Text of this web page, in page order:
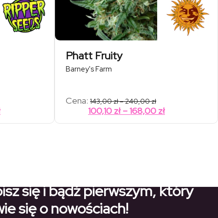
zł
Zakres
cen:
Phatt Fruity
Barney's Farm
Cena: 143,00zł–240,00złZakres
cen:
od
143,00 zł
100,10 zł –168,00 złZakres
cen:
się i bądź pierwszym, który
się o nowościach!